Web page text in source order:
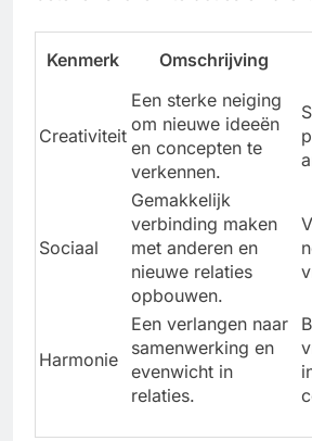
Kenmerk Omschrijving
Creativiteit
Een sterke neiging
om nieuwe ideeën
en concepten te
verkennen.
Sociaal
Gemakkelijk
verbinding maken
met anderen en
nieuwe relaties
opbouwen.
Harmonie
Een verlangen naar
samenwerking en
evenwicht in
relaties.